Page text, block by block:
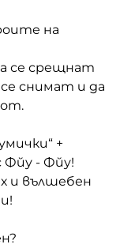
на
се срещнат
снимат и да
+
Фйу - Фйу!
и вълшебен